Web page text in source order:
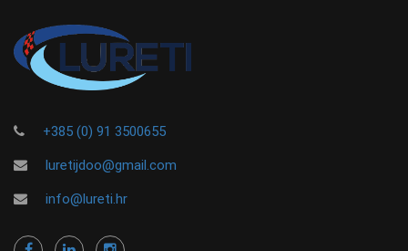
+385 (0) 91 3500655
luretijdoo@gmail.com
info@lureti.hr